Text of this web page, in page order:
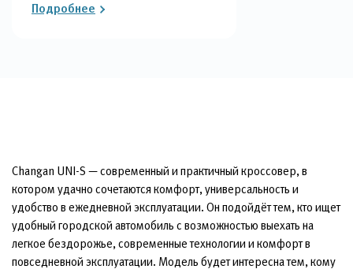
Подробнее
Changan UNI-S — современный и практичный кроссовер, в
котором удачно сочетаются комфорт, универсальность и
удобство в ежедневной эксплуатации. Он подойдёт тем, кто ищет
удобный городской автомобиль с возможностью выехать на
легкое бездорожье, современные технологии и комфорт в
повседневной эксплуатации. Модель будет интересна тем, кому